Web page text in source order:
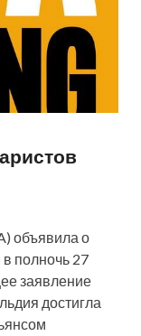
объявила о
полночь 27
заявление
достигла